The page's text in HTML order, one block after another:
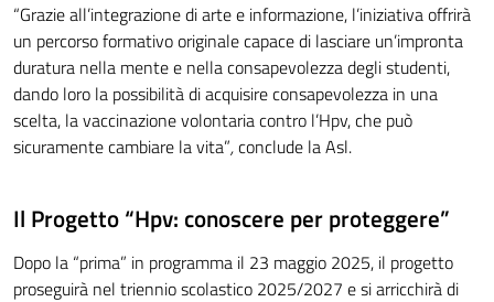
“Grazie all’integrazione di arte e informazione, l’iniziativa offrirà
un percorso formativo originale capace di lasciare un’impronta
duratura nella mente e nella consapevolezza degli studenti,
dando loro la possibilità di acquisire consapevolezza in una
scelta, la vaccinazione volontaria contro l’Hpv, che può
sicuramente cambiare la vita”,conclude la Asl.
Il Progetto “Hpv: conoscere per proteggere”
Dopo la “prima” in programma il 23 maggio 2025, il progetto
proseguirà nel triennio scolastico 2025/2027 e si arricchirà di